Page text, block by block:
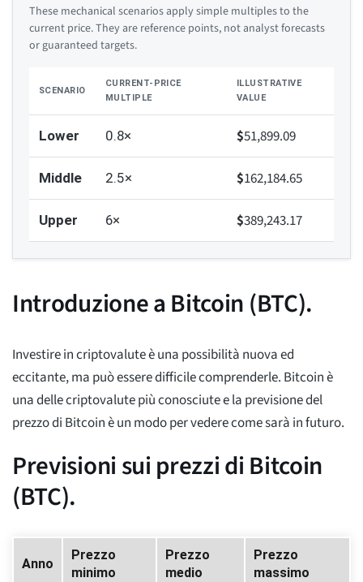
These mechanical scenarios apply simple multiples to the
current price. They are reference points, not analyst forecasts
or guaranteed targets.
SCENARIO
CURRENT-PRICE
MULTIPLE
ILLUSTRATIVE
VALUE
Lower 0.8× $51,899.09
Middle 2.5× $162,184.65
Upper 6× $389,243.17
Introduzione a Bitcoin (BTC).
Investire in criptovalute è una possibilità nuova ed
eccitante, ma può essere difficile comprenderle. Bitcoin è
una delle criptovalute più conosciute e la previsione del
prezzo di Bitcoin è un modo per vedere come sarà in futuro.
Previsioni sui prezzi di Bitcoin
(BTC).
Anno
Prezzo
minimo
Prezzo
medio
Prezzo
massimo